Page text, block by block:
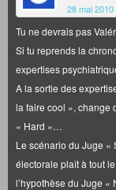
28 mai
Tu ne devrais pas
Si tu reprends la
expertises
A la sortie des
la faire cool », change
« Hard »…
Le scénario du Juge «
électorale plaît à tout
l’hypothèse du Juge «